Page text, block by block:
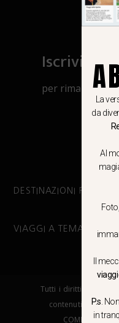
Iscriviti al
per rimanere
DESTINAZIONI
VIAGGI A TEMA
Tutti i diritti riservati.
contenuti in
COMPAGNIA
La
da
Al
Il
P.s .
in